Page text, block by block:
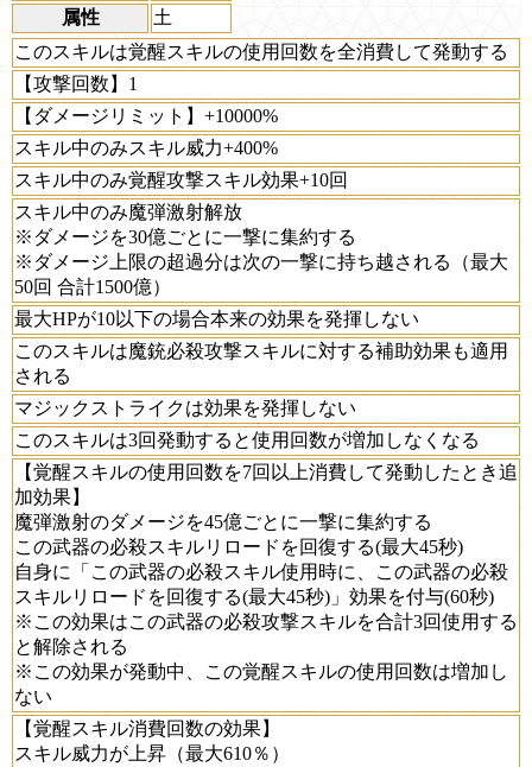
属性
土
このスキルは覚醒スキルの使用回数を全消費して発動する
【攻撃回数】1
【ダメージリミット】+10000%
スキル中のみスキル威力+400%
スキル中のみ覚醒攻撃スキル効果+10回
スキル中のみ魔弾激射解放
※ダメージを30億ごとに一撃に集約する
※ダメージ上限の超過分は次の一撃に持ち越される（最大
50回 合計1500億）
最大HPが10以下の場合本来の効果を発揮しない
このスキルは魔銃必殺攻撃スキルに対する補助効果も適用
される
マジックストライクは効果を発揮しない
このスキルは3回発動すると使用回数が増加しなくなる
【覚醒スキルの使用回数を7回以上消費して発動したとき追
加効果】
魔弾激射のダメージを45億ごとに一撃に集約する
この武器の必殺スキルリロードを回復する(最大45秒)
自身に「この武器の必殺スキル使用時に、この武器の必殺
スキルリロードを回復する(最大45秒)」効果を付与(60秒)
※この効果はこの武器の必殺攻撃スキルを合計3回使用する
と解除される
※この効果が発動中、この覚醒スキルの使用回数は増加し
ない
【覚醒スキル消費回数の効果】
スキル威力が上昇（最大610％）